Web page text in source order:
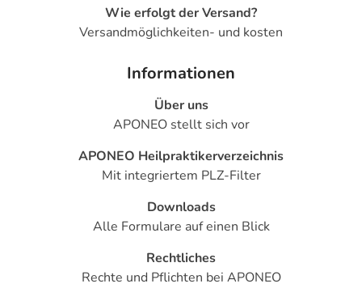
Wie erfolgt der Versand?
Versandmöglichkeiten- und kosten
Informationen
Über uns
APONEO stellt sich vor
APONEO Heilpraktikerverzeichnis
Mit integriertem PLZ-Filter
Downloads
Alle Formulare auf einen Blick
Rechtliches
Rechte und Pflichten bei APONEO